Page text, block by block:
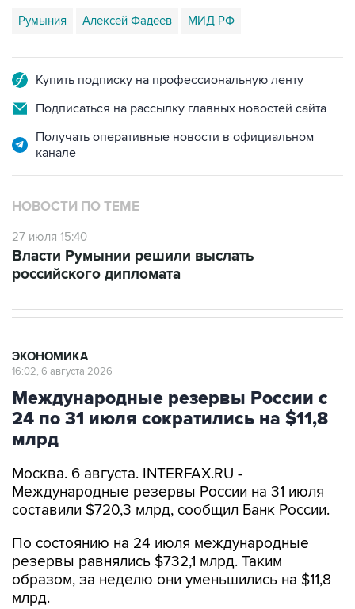
Румыния Алексей Фадеев МИД РФ
Купить подписку на профессиональную ленту
Подписаться на рассылку главных новостей сайта
Получать оперативные новости в официальном
канале
НОВОСТИ ПО ТЕМЕ
27 июля 15:40
Власти Румынии решили выслать
российского дипломата
ЭКОНОМИКА
16:02, 6 августа 2026
Международные резервы России с
24 по 31 июля сократились на $11,8
млрд
Москва. 6 августа. INTERFAX.RU -
Международные резервы России на 31 июля
составили $720,3 млрд, сообщил Банк России.
По состоянию на 24 июля международные
резервы равнялись $732,1 млрд. Таким
образом, за неделю они уменьшились на $11,8
млрд.